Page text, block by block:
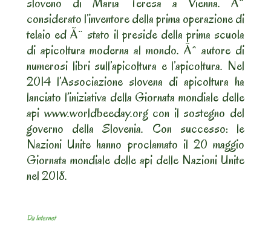
considerato l’inventore della prima operazione di
telaio ed Ã¨ stato il preside della prima scuola
di apicoltura moderna al mondo. Ãˆ autore di
numerosi libri sull’apicoltura e l’apicoltura. Nel
2014 l’Associazione slovena di apicoltura ha
lanciato l’iniziativa della Giornata mondiale delle
api www.worldbeeday.org con il sostegno del
governo della Slovenia. Con successo: le
Nazioni Unite hanno proclamato il 20 maggio
Giornata mondiale delle api delle Nazioni Unite
nel 2018.
Da Internet